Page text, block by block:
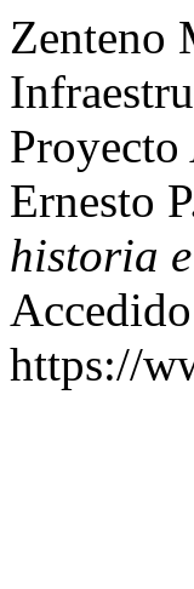
Zenteno
Ernesto
historia
https://